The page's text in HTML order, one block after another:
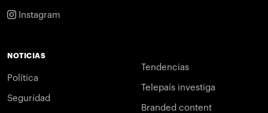
Instagram
NOTICIAS
Política
Seguridad
Tendencias
Telepaís investiga
Branded content